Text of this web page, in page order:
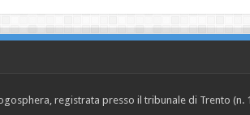
registrata presso il tribunale di Trento (n.